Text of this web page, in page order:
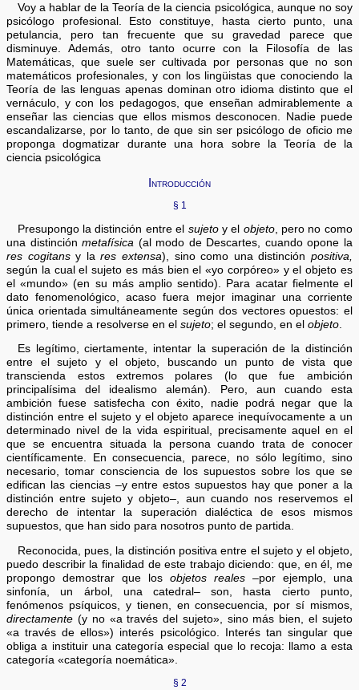
Voy a hablar de la Teoría de la ciencia psicológica, aunque no soy
psicólogo profesional. Esto constituye, hasta cierto punto, una
petulancia, pero tan frecuente que su gravedad parece que
disminuye. Además, otro tanto ocurre con la Filosofía de las
Matemáticas, que suele ser cultivada por personas que no son
matemáticos profesionales, y con los lingüistas que conociendo la
Teoría de las lenguas apenas dominan otro idioma distinto que el
vernáculo, y con los pedagogos, que enseñan admirablemente a
enseñar las ciencias que ellos mismos desconocen. Nadie puede
escandalizarse, por lo tanto, de que sin ser psicólogo de oficio me
proponga dogmatizar durante una hora sobre la Teoría de la
ciencia psicológica
Introducción
§ 1
Presupongo la distinción entre el sujetoy el objeto, pero no como
una distinciónmetafísica (al modo de Descartes, cuando opone la
res cogitansy lares extensa), sino como una distinción positiva,
según la cual el sujeto es más bien el «yo corpóreo» y el objeto es
el «mundo» (en su más amplio sentido). Para acatar fielmente el
dato fenomenológico, acaso fuera mejor imaginar una corriente
única orientada simultáneamente según dos vectores opuestos: el
primero, tiende a resolverse en elsujeto; el segundo, en elobjeto
Es legítimo, ciertamente, intentar la superación de la distinción
entre el sujeto y el objeto, buscando un punto de vista que
transcienda estos extremos polares (lo que fue ambición
principalísima del idealismo alemán). Pero, aun cuando esta
ambición fuese satisfecha con éxito, nadie podrá negar que la
distinción entre el sujeto y el objeto aparece inequívocamente a un
determinado nivel de la vida espiritual, precisamente aquel en el
que se encuentra situada la persona cuando trata de conocer
científicamente. En consecuencia, parece, no sólo legítimo, sino
necesario, tomar consciencia de los supuestos sobre los que se
edifican las ciencias –y entre estos supuestos hay que poner a la
distinción entre sujeto y objeto–, aun cuando nos reservemos el
derecho de intentar la superación dialéctica de esos mismos
supuestos, que han sido para nosotros punto de partida.
Reconocida, pues, la distinción positiva entre el sujeto y el objeto,
puedo describir la finalidad de este trabajo diciendo: que, en él, me
propongo demostrar que los objetos reales–por ejemplo, una
sinfonía, un árbol, una catedral– son, hasta cierto punto,
fenómenos psíquicos, y tienen, en consecuencia, por sí mismos,
directamente (y no «a través del sujeto», sino más bien, el sujeto
«a través de ellos») interés psicológico. Interés tan singular que
obliga a instituir una categoría especial que lo recoja: llamo a esta
categoría «categoría noemática».
§ 2